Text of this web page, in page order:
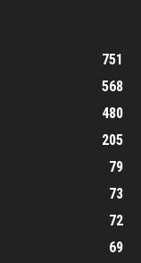
751
568
480
205
79
73
72
69